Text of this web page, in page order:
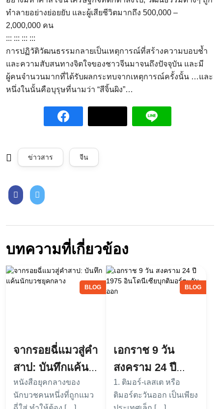
ทำลายอย่างย่อยยับ และผู้เสียชีวิตมากถึง 500,000 –
2,000,000 คน
::: ::: ::: :::
การปฏิวัติวัฒนธรรมกลายเป็นเหตุการณ์ที่สร้างความบอบช้ำ
และความสับสนทางจิตใจของชาวจีนมาจนถึงปัจจุบัน และมี
ผู้คนจำนวนมากที่ได้รับผลกระทบจากเหตุการณ์ครั้งนั้น …และ
หนึ่งในนั้นคือบุรุษที่นามว่า “สีจิ้นผิง”…
ข่าวสาร จีน
บทความที่เกี่ยวข้อง
BLOG
จากรอยฉี่แมวสู่คำ
สาป: บันทึกแค้น
นักบวชยุคกลาง
หนังสือยุคกลางของ
นักบวชคนหนึ่งที่ถูกแมว
BLOG
เอกราช 9 วัน
สงคราม 24 ปี
1975 อินโดนีเซีย
บุกติมอร์ตะวันออก
1. ติมอร์-เลสเต หรือ
ติมอร์ตะวันออก เป็นเพียง